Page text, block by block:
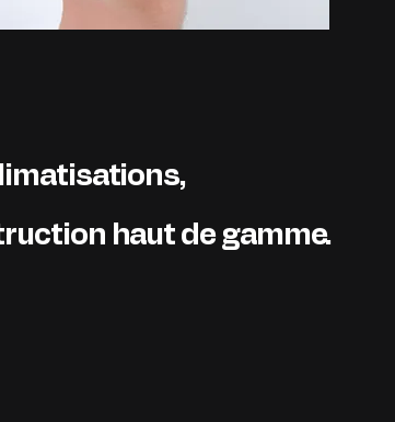
haut de gamme.